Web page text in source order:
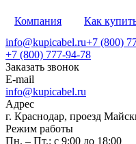
Компания Как
info@kupicabel.ru+7 (800)
+7 (800) 777-94-78
Заказать звонок
E-mail
info@kupicabel.ru
Адрес
г. Краснодар, проезд
Режим работы
Пн. – Пт.: с 9:00 до 18:00